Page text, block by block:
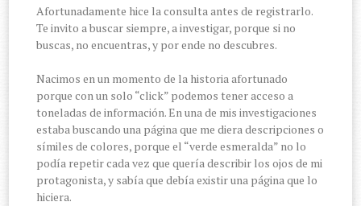
Afortunadamente hice la consulta antes de registrarlo.
Te invito a buscar siempre, a investigar, porque si no
buscas, no encuentras, y por ende no descubres.
Nacimos en un momento de la historia afortunado
porque con un solo “click” podemos tener acceso a
toneladas de información. En una de mis investigaciones
estaba buscando una página que me diera descripciones o
símiles de colores, porque el “verde esmeralda” no lo
podía repetir cada vez que quería describir los ojos de mi
protagonista, y sabía que debía existir una página que lo
hiciera.